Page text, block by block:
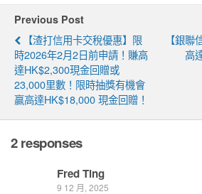
Previous Post
【渣打信用卡交稅優惠】限
時2026年2月2日前申請！賺高
達HK$2,300現金回贈或
23,000里數！限時抽獎有機會
贏高達HK$18,000 現金回贈！
【銀
高
2 responses
Fred Ting
9 12 月, 2025